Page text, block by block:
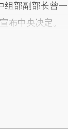
组部副部长曾一
布中央决定。